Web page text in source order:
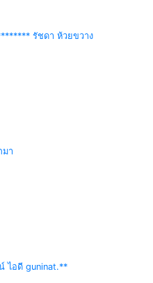
รัชดา ห้วยขวาง
า
ไอดี guninat.**